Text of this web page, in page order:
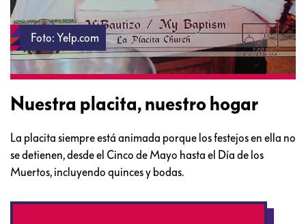
Foto: Yelp.com
Nuestra placita, nuestro hogar
La placita siempre está animada porque los festejos en ella no
se detienen, desde el Cinco de Mayo hasta el Día de los
Muertos, incluyendo quinces y bodas.